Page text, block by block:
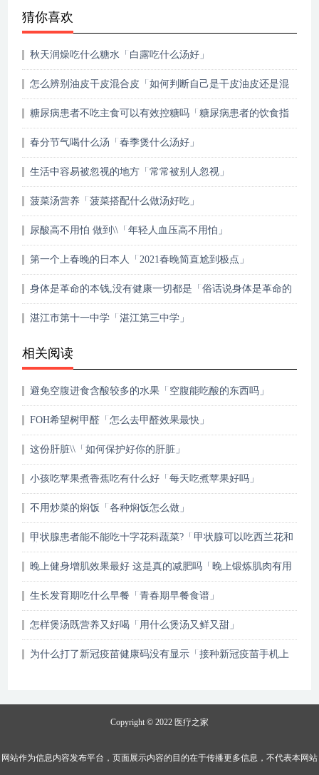
猜你喜欢
秋天润燥吃什么糖水「白露吃什么汤好」
怎么辨别油皮干皮混合皮「如何判断自己是干皮油皮还是混
糖尿病患者不吃主食可以有效控糖吗「糖尿病患者的饮食指
春分节气喝什么汤「春季煲什么汤好」
生活中容易被忽视的地方「常常被别人忽视」
菠菜汤营养「菠菜搭配什么做汤好吃」
尿酸高不用怕 做到\\「年轻人血压高不用怕」
第一个上春晚的日本人「2021春晚简直尬到极点」
身体是革命的本钱,没有健康一切都是「俗话说身体是革命的
湛江市第十一中学「湛江第三中学」
相关阅读
避免空腹进食含酸较多的水果「空腹能吃酸的东西吗」
FOH希望树甲醛「怎么去甲醛效果最快」
这份肝脏\\「如何保护好你的肝脏」
小孩吃苹果煮香蕉吃有什么好「每天吃煮苹果好吗」
不用炒菜的焖饭「各种焖饭怎么做」
甲状腺患者能不能吃十字花科蔬菜?「甲状腺可以吃西兰花和
晚上健身增肌效果最好 这是真的减肥吗「晚上锻炼肌肉有用
生长发育期吃什么早餐「青春期早餐食谱」
怎样煲汤既营养又好喝「用什么煲汤又鲜又甜」
为什么打了新冠疫苗健康码没有显示「接种新冠疫苗手机上
Copyright © 2022 医疗之家
网站作为信息内容发布平台，页面展示内容的目的在于传播更多信息，不代表本网站